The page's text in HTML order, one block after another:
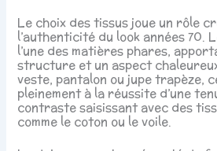
Le choix des tissus joue un rôle
l’authenticité du look années 70.
l’une des matières phares,
structure et un aspect
veste, pantalon ou jupe trapèze,
pleinement à la réussite d’une
contraste saisissant avec des
comme le coton ou le voile.